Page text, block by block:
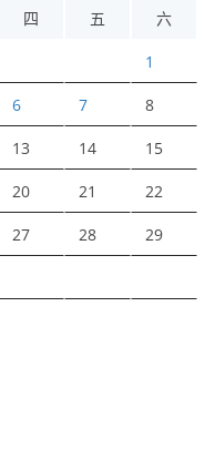
四 五 六
1
6 7 8
13 14 15
20 21 22
27 28 29